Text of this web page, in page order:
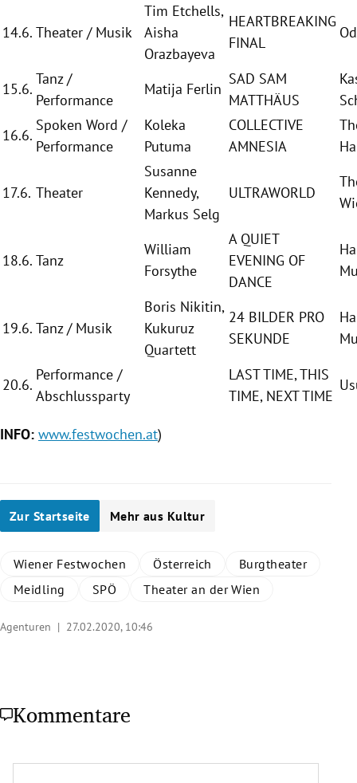
14.6. Theater / Musik
Tim Etchells,
Aisha
Orazbayeva
HEARTBREAKING
FINAL
15.6.
Tanz /
Performance
Matija Ferlin
SAD SAM
MATTHÄUS
16.6.
Spoken Word /
Performance
Koleka
Putuma
COLLECTIVE
AMNESIA
17.6. Theater
Susanne
Kennedy,
Markus Selg
ULTRAWORLD
18.6. Tanz
William
Forsythe
A QUIET
EVENING OF
DANCE
19.6. Tanz / Musik
Boris Nikitin,
Kukuruz
Quartett
24 BILDER PRO
SEKUNDE
20.6.
Performance /
Abschlussparty
LAST TIME, THIS
TIME, NEXT TIME
INFO: www.festwochen.at)
Zur Startseite Mehr aus Kultur
Wiener Festwochen Österreich
Burgtheater
Meidling
SPÖ Theater an der Wien
Agenturen | 27.02.2020, 10:46
Kommentare